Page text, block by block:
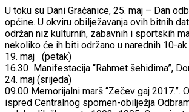
U toku su Dani Gračanice, 25. maj – Dan
općine. U okviru obilježavanja ovih bitnih
održan niz kulturnih, zabavnih i sportskih
nekoliko će ih biti održano u narednih 10-ak
19. maj (petak)
16.30 Manifestacija “Rahmet šehidima”,
24. maj (srijeda)
09.00 Memorijalni marš “Zečev gaj 2017.”.
ispred Centralnog spomen-obilježja